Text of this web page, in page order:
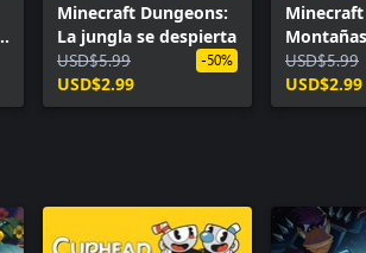
Minecraft Dungeons:
La jungla se despierta
USD$5.99
USD$2.99
-50%
USD$5.99
USD$2.99